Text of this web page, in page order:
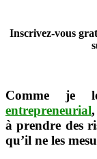
Inscrivez-vous
Comme je
entrepreneurial
à prendre des
qu’il ne les